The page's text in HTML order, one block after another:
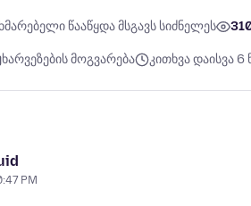
წააწყდა მსგავს სიძნელეს
ხარვეზების მოგვარება კითხვა დაისვა 6
PM